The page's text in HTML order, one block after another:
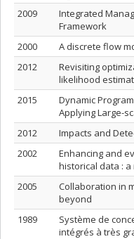
2009
Integrated
Framework
2000
A discrete flow
2012
Revisiting
likelihood
2015
Dynamic
Applying Large-
2012
Impacts and
2002
Enhancing and
historical data :
2005
Collaboration in
beyond
1989
Système de
intégrés à très